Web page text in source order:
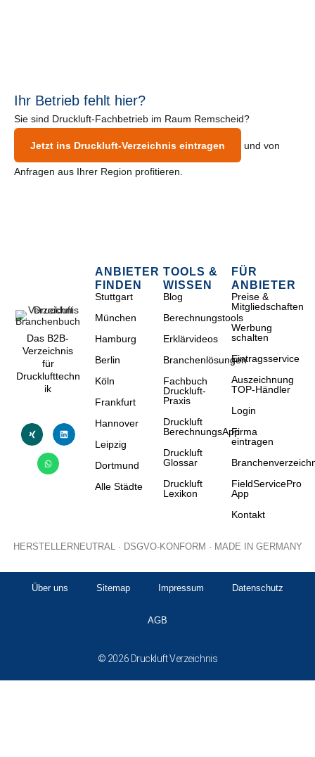
Ihr Betrieb fehlt hier?
Sie sind Druckluft-Fachbetrieb im Raum Remscheid?
Jetzt ins Druckluft-Verzeichnis eintragen und von
Anfragen aus Ihrer Region profitieren.
Das B2B-
Verzeichnis
für
Drucklufttechn
ik
ANBIETER
FINDEN
Stuttgart
München
Hamburg
Berlin
Köln
Frankfurt
Hannover
Leipzig
Dortmund
Alle Städte
TOOLS &
WISSEN
Blog
Berechnungstools
Erklärvideos
Branchenlösungen
Fachbuch
Druckluft-
Praxis
Druckluft
BerechnungsApp
Druckluft
Glossar
Druckluft
Lexikon
FÜR
ANBIETER
Preise &
Mitgliedschaften
Werbung
schalten
Eintragsservice
Auszeichnung
TOP-Händler
Login
Firma
eintragen
FieldServicePro
App
Kontakt
HERSTELLERNEUTRAL · DSGVO-KONFORM · MADE IN GERMANY
© 2026 Druckluft Verzeichnis
Über uns Sitemap Impressum Datenschutz
AGB